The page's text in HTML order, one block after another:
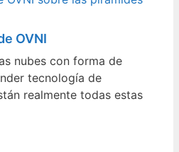
OVNI
nubes con forma de
tecnología de
realmente todas estas